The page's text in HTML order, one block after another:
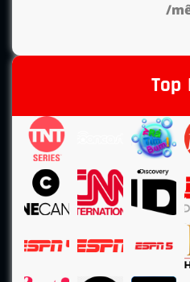
/
Top